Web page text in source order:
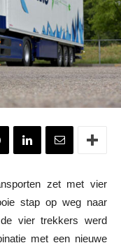
zet met vier
stap op weg naar
vier trekkers werd
met een nieuwe